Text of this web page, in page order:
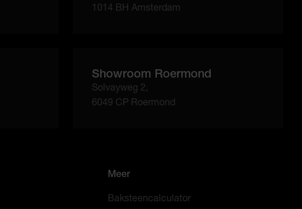
1014 BH Amsterdam
Showroom Roermond
Solvayweg 2,
6049 CP Roermond
Meer
Baksteencalculator